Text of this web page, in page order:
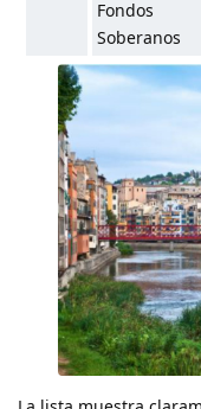
Fondos
Soberanos